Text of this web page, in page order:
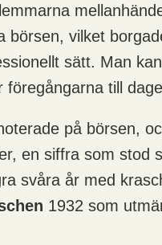
börsen, vilket
sätt. Man
föregångarna till
på börsen,
en siffra som stod
svåra år med
1932 som